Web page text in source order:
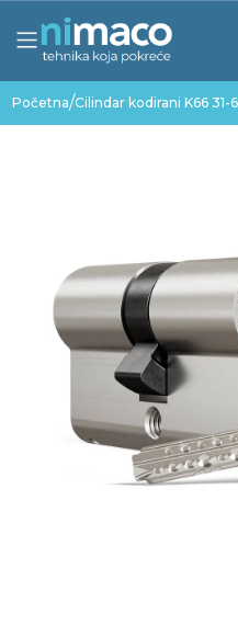
Početna/Cilindar kodirani K66 31-